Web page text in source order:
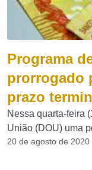
Programa
prorrogado
prazo
Nessa quarta-feira
União (DOU) uma
20 de agosto de